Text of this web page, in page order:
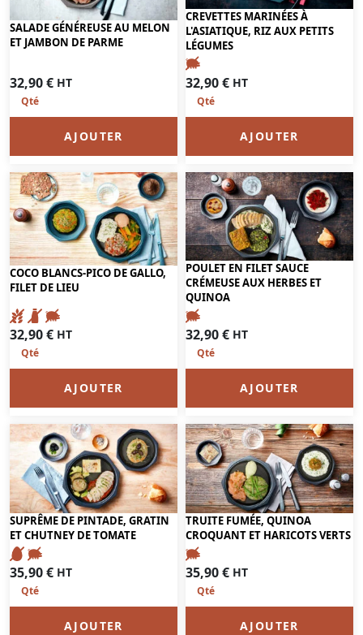
SALADE GÉNÉREUSE AU MELON
ET JAMBON DE PARME
32,90€ HT
AJOUTER
CREVETTES MARINÉES À
L'ASIATIQUE, RIZ AUX PETITS
LÉGUMES
32,90€ HT
AJOUTER
COCO BLANCS-PICO DE GALLO,
FILET DE LIEU
32,90€ HT
AJOUTER
POULET EN FILET SAUCE
CRÉMEUSE AUX HERBES ET
QUINOA
32,90€ HT
AJOUTER
SUPRÊME DE PINTADE, GRATIN
ET CHUTNEY DE TOMATE
35,90€ HT
AJOUTER
TRUITE FUMÉE, QUINOA
CROQUANT ET HARICOTS VERTS
35,90€ HT
AJOUTER